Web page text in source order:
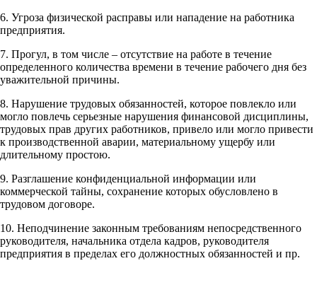
6. Угроза физической расправы или нападение на работника
предприятия.
7. Прогул, в том числе – отсутствие на работе в течение
определенного количества времени в течение рабочего дня без
уважительной причины.
8. Нарушение трудовых обязанностей, которое повлекло или
могло повлечь серьезные нарушения финансовой дисциплины,
трудовых прав других работников, привело или могло привести
к производственной аварии, материальному ущербу или
длительному простою.
9. Разглашение конфиденциальной информации или
коммерческой тайны, сохранение которых обусловлено в
трудовом договоре.
10. Неподчинение законным требованиям непосредственного
руководителя, начальника отдела кадров, руководителя
предприятия в пределах его должностных обязанностей и пр.